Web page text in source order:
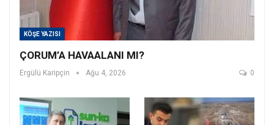
KÖŞE YAZISI
ÇORUM’A HAVAALANI MI?
Ergülü Karipçin Ağu 4, 2026 0